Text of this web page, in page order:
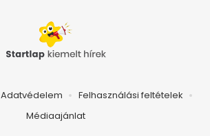
Adatvédelem
Felhasználási feltételek
Médiaajánlat